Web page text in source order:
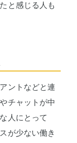
と感じる人も
ントなどと連
チャットが中
人にとって
が少ない働き